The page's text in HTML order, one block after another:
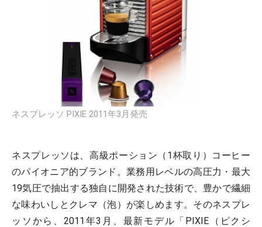
ネスプレッソ PIXIE 2011年3月発売
ネスプレッソは、高級ポーション（1杯取り）コーヒー
のパイオニア的ブランド。業務用レベルの高圧力・最大
19気圧で抽出する独自に開発された技術で、豊かで繊細
な味わいしとクレマ（泡）が楽しめます。そのネスプレ
ッソから、2011年3月、最新モデル「PIXIE（ピクシ